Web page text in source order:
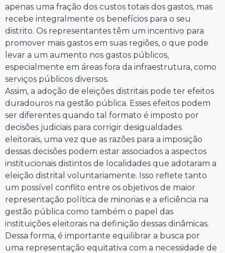
apenas uma fração dos custos totais dos gastos, mas
recebe integralmente os benefícios para o seu
distrito. Os representantes têm um incentivo para
promover mais gastos em suas regiões, o que pode
levar a um aumento nos gastos públicos,
especialmente em áreas fora da infraestrutura, como
serviços públicos diversos.
Assim, a adoção de eleições distritais pode ter efeitos
duradouros na gestão pública. Esses efeitos podem
ser diferentes quando tal formato é imposto por
decisões judiciais para corrigir desigualdades
eleitorais, uma vez que as razões para a imposição
dessas decisões podem estar associados a aspectos
institucionais distintos de localidades que adotaram a
eleição distrital voluntariamente. Isso reflete tanto
um possível conflito entre os objetivos de maior
representação política de minorias e a eficiência na
gestão pública como também o papel das
instituições eleitorais na definição dessas dinâmicas.
Dessa forma, é importante equilibrar a busca por
uma representação equitativa com a necessidade de